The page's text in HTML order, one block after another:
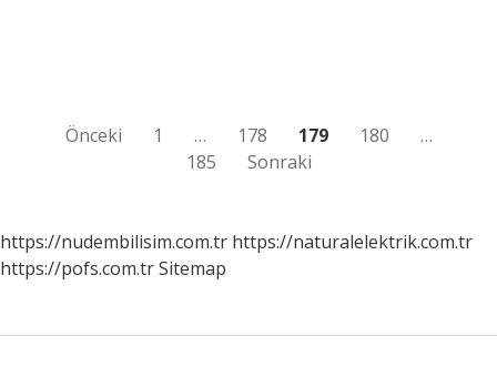
Yazı
sayfalaması
Önceki 1 … 178 179 180
…
185
Sonraki
https://nudembilisim.com.tr https://naturalelektrik.com.tr
https://pofs.com.trSitemap